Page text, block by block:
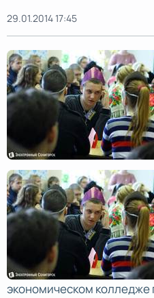
29.01.2014 17:45
экономическом